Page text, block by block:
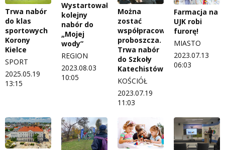
Trwa nabór
do klas
sportowych
Korony
Kielce
SPORT
2025.05.19
13:15
Wystartował
kolejny
nabór do
„Mojej
wody”
REGION
2023.08.03
10:05
Można
zostać
współpracownikiem
proboszcza.
Trwa nabór
do Szkoły
Katechistów
KOŚCIÓŁ
2023.07.19
11:03
Farmacja na
UJK robi
furorę!
MIASTO
2023.07.13
06:03